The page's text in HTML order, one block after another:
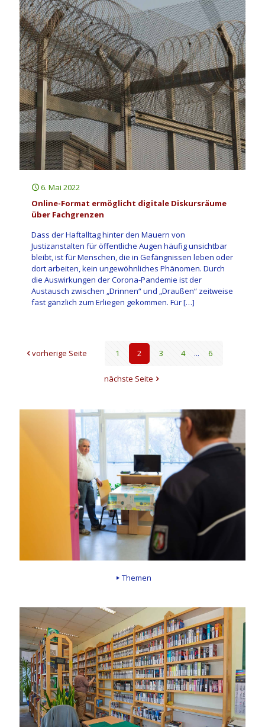
6. Mai 2022
Online-Format ermöglicht digitale Diskursräume
über Fachgrenzen
Dass der Haftalltag hinter den Mauern von
Justizanstalten für öffentliche Augen häufig unsichtbar
bleibt, ist für Menschen, die in Gefängnissen leben oder
dort arbeiten, kein ungewöhnliches Phänomen. Durch
die Auswirkungen der Corona-Pandemie ist der
Austausch zwischen „Drinnen“ und „Draußen“ zeitweise
fast gänzlich zum Erliegen gekommen. Für[…]
vorherige Seite 1 2 3 4 ... 6
nächste Seite
Themen